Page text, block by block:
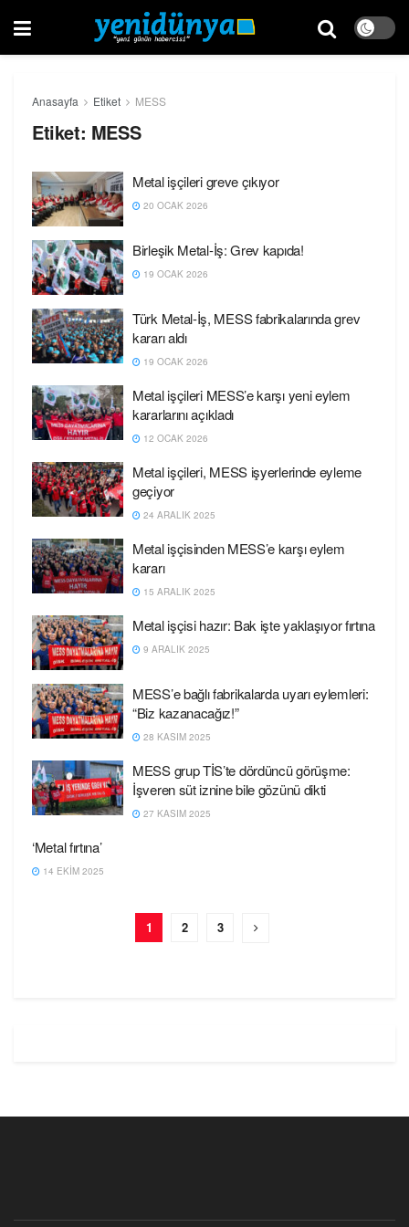
Anasayfa Etiket MESS
Etiket: MESS
Metal işçileri greve çıkıyor
20 OCAK 2026
Birleşik Metal-İş: Grev kapıda!
19 OCAK 2026
Türk Metal-İş, MESS fabrikalarında grev
kararı aldı
19 OCAK 2026
Metal işçileri MESS’e karşı yeni eylem
kararlarını açıkladı
12 OCAK 2026
Metal işçileri, MESS işyerlerinde eyleme
geçiyor
24 ARALIK 2025
Metal işçisinden MESS’e karşı eylem
kararı
15 ARALIK 2025
Metal işçisi hazır: Bak işte yaklaşıyor fırtına
9 ARALIK 2025
MESS’e bağlı fabrikalarda uyarı eylemleri:
“Biz kazanacağız!”
28 KASIM 2025
MESS grup TİS’te dördüncü görüşme:
İşveren süt iznine bile gözünü dikti
27 KASIM 2025
‘Metal fırtına’
14 EKIM 2025
1 2 3